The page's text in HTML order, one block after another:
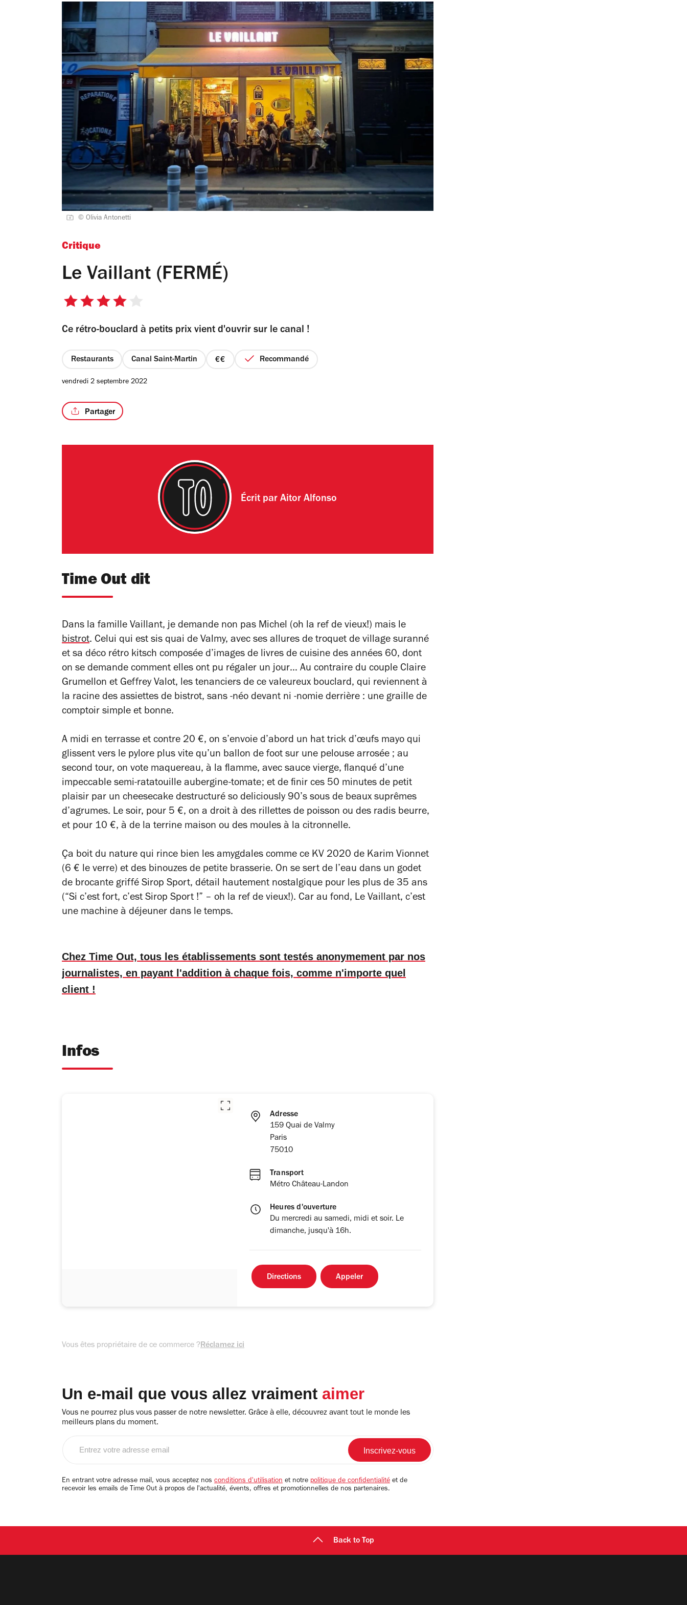
© Olivia Antonetti
Critique
Le Vaillant (FERMÉ)
4
5
Ce rétro-bouclard à petits prix vient d'ouvrir sur le canal !
Restaurants Canal Saint-Martin
prix
Recommandé
vendredi 2 septembre 2022
Partager
Écrit parAitor Alfonso
Time Out dit
Dans la famille Vaillant, je demande non pas Michel (oh la ref de vieux!) mais le
bistrot. Celui qui est sis quai de Valmy, avec ses allures de troquet de village suranné
et sa déco rétro kitsch composée d’images de livres de cuisine des années 60, dont
on se demande comment elles ont pu régaler un jour… Au contraire du couple Claire
Grumellon et Geffrey Valot, les tenanciers de ce valeureux bouclard, qui reviennent à
la racine des assiettes de bistrot, sans -néo devant ni -nomie derrière : une graille de
comptoir simple et bonne.
A midi en terrasse et contre 20 €, on s’envoie d’abord un hat trick d’œufs mayo qui
glissent vers le pylore plus vite qu’un ballon de foot sur une pelouse arrosée ; au
second tour, on vote maquereau, à la flamme, avec sauce vierge, flanqué d’une
impeccable semi-ratatouille aubergine-tomate; et de finir ces 50 minutes de petit
plaisir par un cheesecake destructuré so deliciously 90’s sous de beaux suprêmes
d’agrumes. Le soir, pour 5 €, on a droit à des rillettes de poisson ou des radis beurre,
et pour 10 €, à de la terrine maison ou des moules à la citronnelle.
Ça boit du nature qui rince bien les amygdales comme ce KV 2020 de Karim Vionnet
(6 € le verre) et des binouzes de petite brasserie. On se sert de l’eau dans un godet
de brocante griffé Sirop Sport, détail hautement nostalgique pour les plus de 35 ans
(“Si c’est fort, c’est Sirop Sport !” – oh la ref de vieux!). Car au fond, Le Vaillant, c’est
une machine à déjeuner dans le temps.
Chez Time Out, tous les établissements sont testés anonymement par nos
journalistes, en payant l'addition à chaque fois, comme n'importe quel
client !
Infos
Adresse
159 Quai de Valmy
Paris
75010
Transport
Métro Château-Landon
Heures d'ouverture
Du mercredi au samedi, midi et soir. Le
dimanche, jusqu'à 16h.
Directions Appeler
Vous êtes propriétaire de ce commerce ?Réclamez ici
Un e-mail que vous allez vraiment aimer
Vous ne pourrez plus vous passer de notre newsletter. Grâce à elle, découvrez avant tout le monde les
meilleurs plans du moment.
email
En entrant votre adresse mail, vous acceptez nos conditions d'utilisation et notre politique de confidentialité et de
recevoir les emails de Time Out à propos de l'actualité, évents, offres et promotionnelles de nos partenaires.
Back to Top